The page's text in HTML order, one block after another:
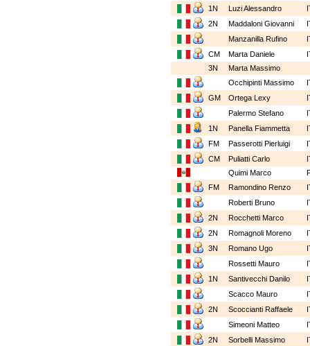
1N
Luzi Alessandro
2N
Maddaloni Giovanni
Manzanilla Rufino
CM
Marta Daniele
3N
Marta Massimo
Occhipinti Massimo
GM
Ortega Lexy
Palermo Stefano
1N
Panella Fiammetta
FM
Passerotti Pierluigi
CM
Puliatti Carlo
Quimi Marco
FM
Ramondino Renzo
Roberti Bruno
2N
Rocchetti Marco
2N
Romagnoli Moreno
3N
Romano Ugo
Rossetti Mauro
1N
Santivecchi Danilo
Scacco Mauro
2N
Scoccianti Raffaele
Simeoni Matteo
2N
Sorbelli Massimo